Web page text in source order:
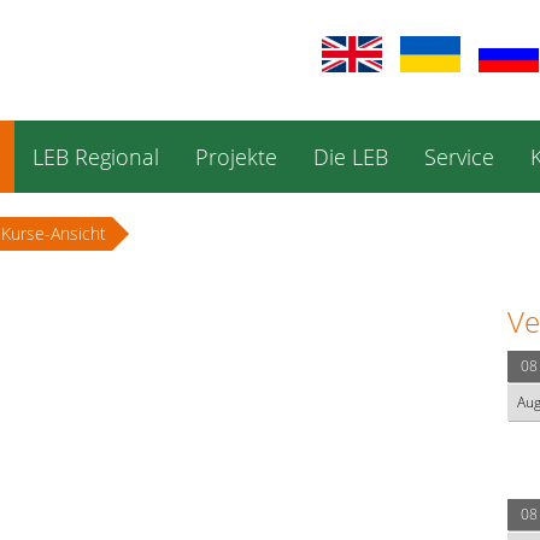
LEB Regional Projekte Die LEB Service
Kurse-Ansicht
08
Aug
08